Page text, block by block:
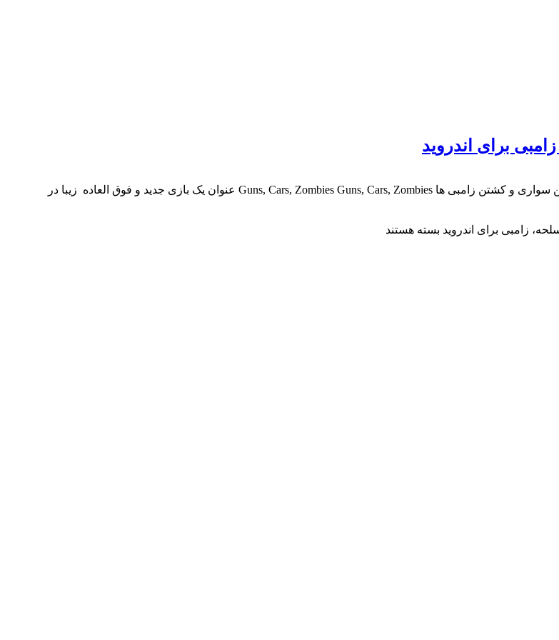
Guns, Cars, Zombies v2.3.0 دانلود بازی ماشین، اسلحه، زامبی برای اندروید بازی ماشین سواری و کشتن زامبی ها Guns, Cars, Zombies Guns, Cars, Zombies عنوان یک بازی جدید و فوق العاده زیبا در
بسته هستند